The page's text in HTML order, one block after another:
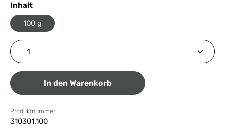
Inhaltauswählen
100 g
Produkt Anzahl: Gib den gewünschten Wert ein
In den Warenkorb
Produktnummer:
310301.100